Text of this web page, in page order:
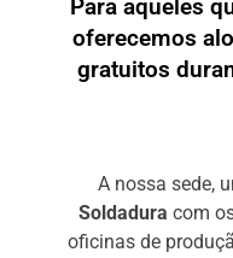
Para aqueles
oferecemos
gratuitos
A nossa sede,
Soldadura com
oficinas de